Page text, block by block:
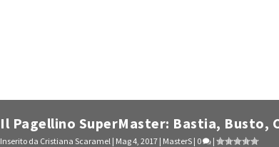
Il Pagellino SuperMaster: Bastia, Busto,
Inserito da Cristiana Scaramel | Mag 4, 2017 | MasterS | 0 |